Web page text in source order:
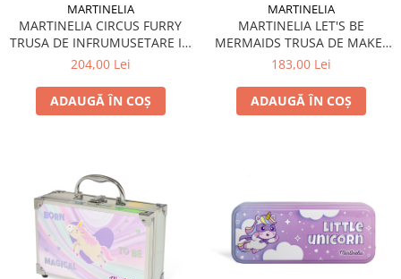
MARTINELIA
MARTINELIA CIRCUS FURRY
TRUSA DE INFRUMUSETARE IN
GHIOZDAN
204,00 Lei
ADAUGĂ ÎN COȘ
MARTINELIA
MARTINELIA LET'S BE
MERMAIDS TRUSA DE MAKE-
UP PORTOFEL
183,00 Lei
ADAUGĂ ÎN COȘ